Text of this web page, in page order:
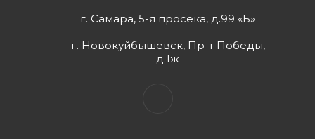
г. Самара, 5-я просека, д.99 «Б»
г. Новокуйбышевск, Пр-т Победы,
д.1ж